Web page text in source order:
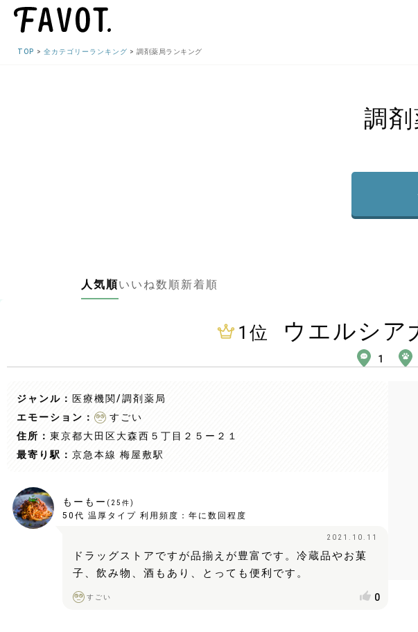
TOP 全カテゴリーランキング 調剤薬局ランキング
調
人気順いいね数順新着順
1 位 ウエルシア
1
ジャンル： 医療機関/調剤薬局
エモーション：
すごい
住所： 東京都大田区大森西５丁目２５ー２１
最寄り駅： 京急本線 梅屋敷駅
もーもー ( 25 件)
50代 温厚タイプ 利用頻度： 年に数回程度
2021.10.11
ドラッグストアですが品揃えが豊富です。冷蔵品やお菓
子、飲み物、酒もあり、とっても便利です。
すごい 0